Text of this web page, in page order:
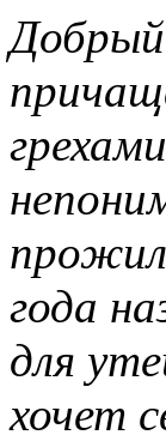
года
для
хочет